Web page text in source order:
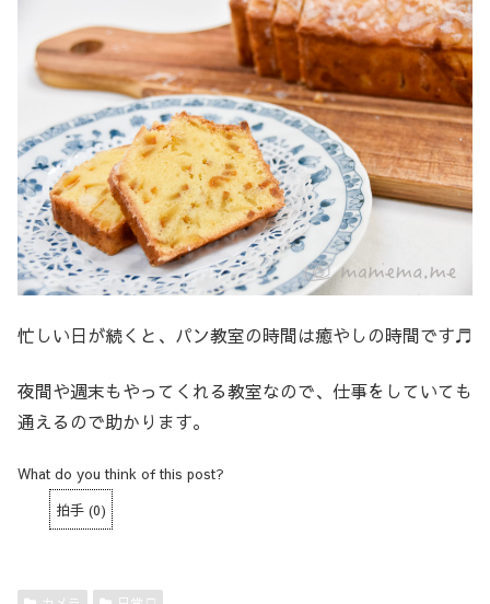
忙しい日が続くと、パン教室の時間は癒やしの時間です♬
夜間や週末もやってくれる教室なので、仕事をしていても
通えるので助かります。
What do you think of this post?
拍手 (0)